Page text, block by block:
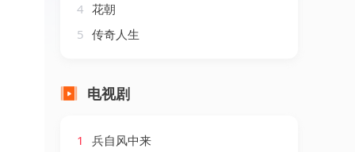
4 花朝
5 传奇人生
电视剧
1 兵自风中来